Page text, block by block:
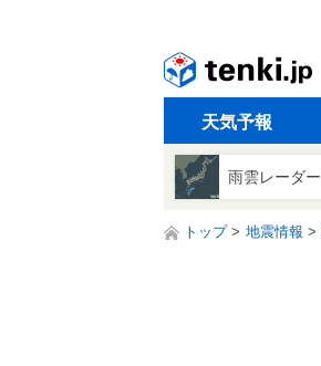
天気予報
雨雲レーダー
トップ 地震情報